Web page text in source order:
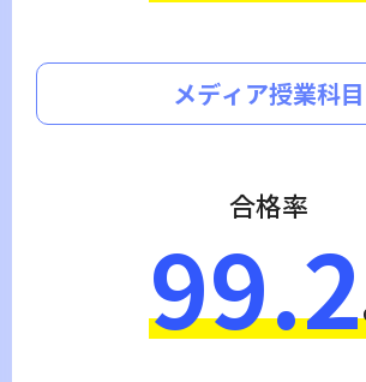
メディア授業科目
合格率
99.2